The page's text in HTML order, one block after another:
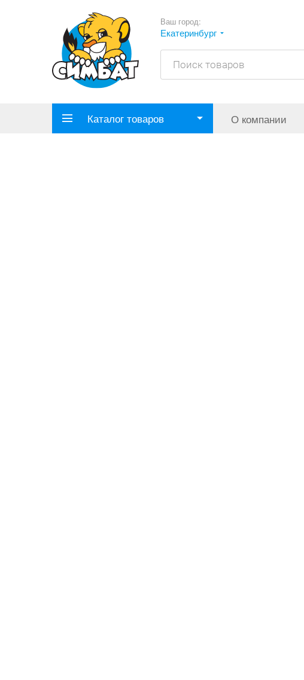
Ваш город:
Екатеринбург
Каталог товаров О компании